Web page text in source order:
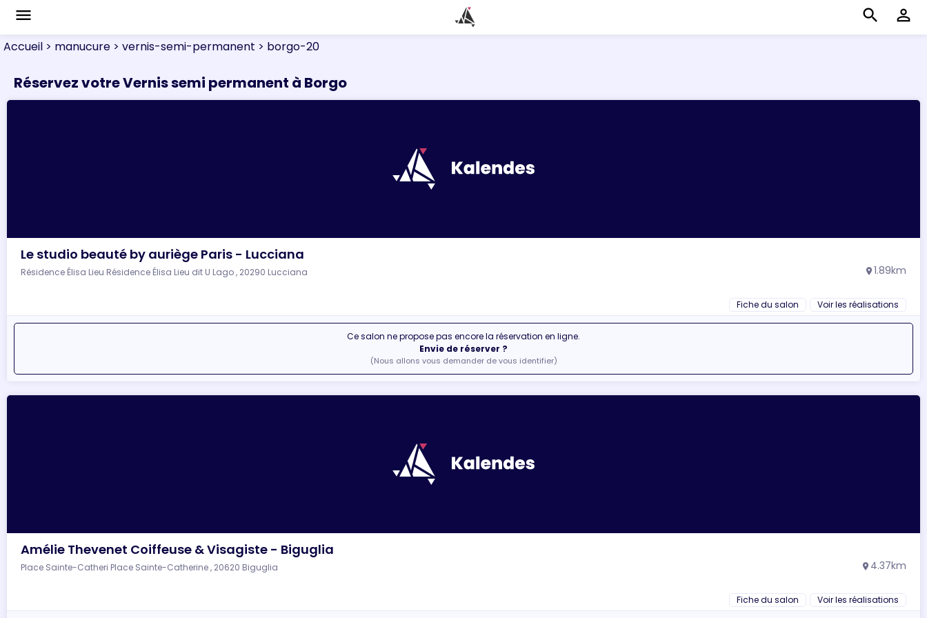
menu search perm_identity
Accueil > manucure > vernis-semi-permanent > borgo-20
Réservez votre Vernis semi permanent à Borgo
Le studio beauté by auriège Paris - Lucciana
Résidence Élisa Lieu Résidence Élisa Lieu dit U Lago , 20290 Lucciana location_on 1.89km
Fiche du salon Voir les réalisations
Ce salon ne propose pas encore la réservation en ligne.
Envie de réserver ?
(Nous allons vous demander de vous identifier)
Amélie Thevenet Coiffeuse & Visagiste - Biguglia
Place Sainte-Catheri Place Sainte-Catherine , 20620 Biguglia location_on 4.37km
Fiche du salon Voir les réalisations